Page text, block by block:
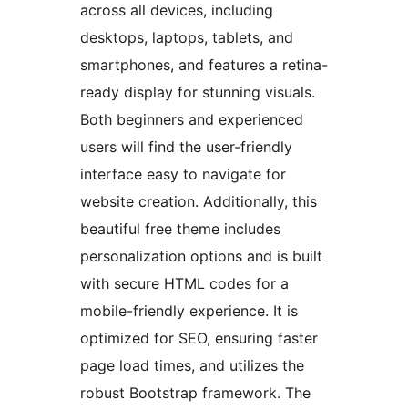
across all devices, including
desktops, laptops, tablets, and
smartphones, and features a retina-
ready display for stunning visuals.
Both beginners and experienced
users will find the user-friendly
interface easy to navigate for
website creation. Additionally, this
beautiful free theme includes
personalization options and is built
with secure HTML codes for a
mobile-friendly experience. It is
optimized for SEO, ensuring faster
page load times, and utilizes the
robust Bootstrap framework. The